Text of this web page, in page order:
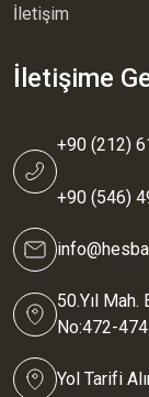
İletişim
İletişime
+90 (212)
+90 (546)
50.Yıl
No:472-
Yol Tarifi